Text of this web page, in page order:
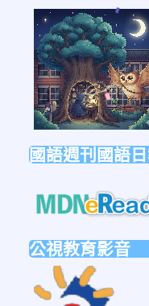
國語週刊國語
公視教育影音